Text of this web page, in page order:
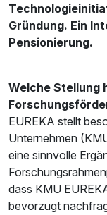
Gründung. Ein
Pensionierung.
Welche Stellung
EUREKA stellt
Unternehmen
eine sinnvolle
dass KMU
bevorzugt